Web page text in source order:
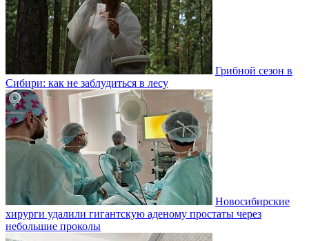
Грибной сезон в
Сибири: как не заблудиться в лесу
Новосибирские
хирурги удалили гигантскую аденому простаты через
небольшие проколы